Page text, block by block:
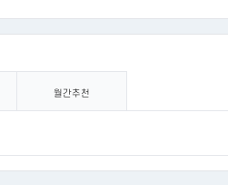
월간추천